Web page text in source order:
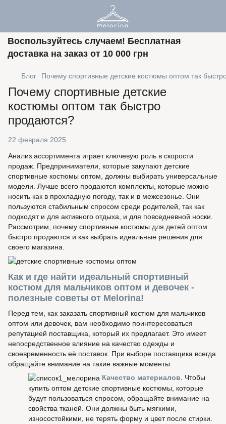
Воспользуйтесь случаем! Бесплатная
доставка на заказ от 10 000 грн
Блог Почему спортивные детские костюмы оптом так
Почему спортивные детские
костюмы оптом так быстро
продаются?
22 февраля 2025
Анализ ассортимента играет ключевую роль в скорости
продаж. Предприниматели, которые закупают детские
спортивные костюмы оптом, должны выбирать универсальные
модели. Лучше всего продаются комплекты, которые можно
носить как в прохладную погоду, так и в межсезонье. Они
пользуются стабильным спросом среди родителей, так как
подходят и для активного отдыха, и для повседневной носки.
Рассмотрим, почему спортивные костюмы для детей оптом
быстро продаются и как выбрать идеальные решения для
своего магазина.
Как и где найти идеальный спортивный
костюм для мальчиков оптом и девочек -
полезные советы от Melorina!
Перед тем, как заказать спортивный костюм для мальчиков
оптом или девочек, вам необходимо поинтересоваться
репутацией поставщика, который их предлагает. Это имеет
непосредственное влияние на качество одежды и
своевременность её поставок. При выборе поставщика всегда
обращайте внимание на такие важные моменты:
Качество материалов. Чтобы
купить оптом детские спортивные костюмы, которые
будут пользоваться спросом, обращайте внимание на
свойства тканей. Они должны быть мягкими,
износостойкими, не терять форму и цвет после стирки.